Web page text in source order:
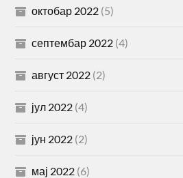
октобар 2022 (5)
септембар 2022 (4)
август 2022 (2)
јул 2022 (4)
јун 2022 (2)
мај 2022 (6)